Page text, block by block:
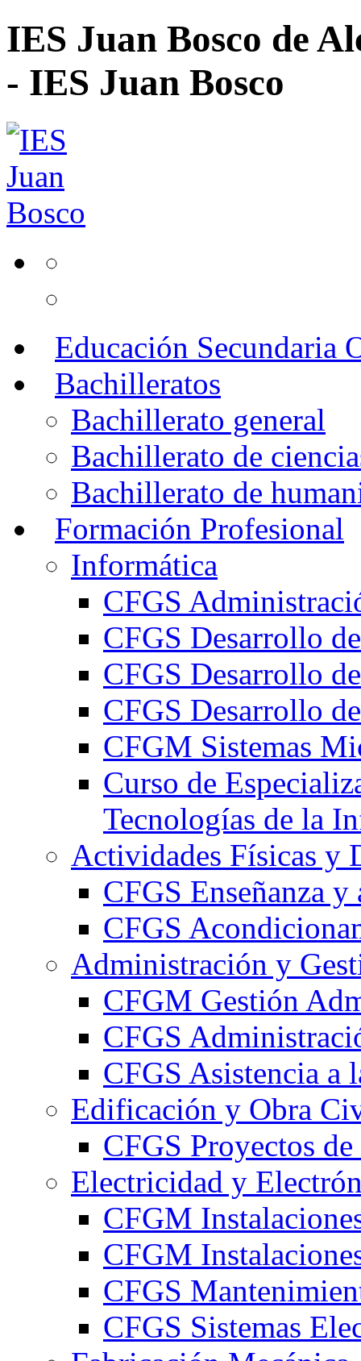
IES Juan Bosco de
- IES Juan Bosco
Educación Secundaria
Bachilleratos
Bachillerato general
Bachillerato de
Bachillerato de
Formación Profesional
Informática
CFGS
CFGS Desarrollo
CFGS Desarrollo
CFGS Desarrollo
CFGM Sistemas
Curso de
Tecnologías de la
Actividades Físicas y
CFGS Enseñanza
CFGS
Administración y
CFGM Gestión
CFGS
CFGS Asistencia a
Edificación y Obra
CFGS Proyectos
Electricidad y
CFGM
CFGM
CFGS
CFGS Sistemas